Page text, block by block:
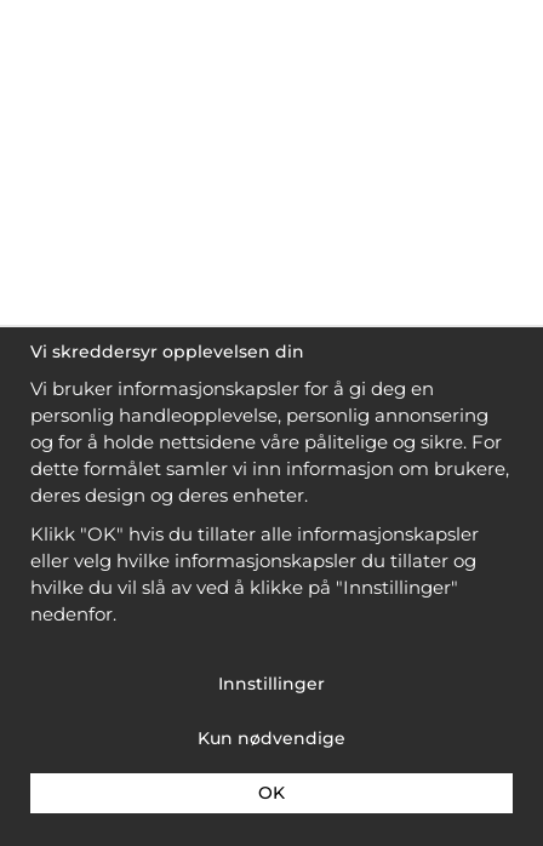
Vi skreddersyr opplevelsen din
Vi bruker informasjonskapsler for å gi deg en
personlig handleopplevelse, personlig annonsering
og for å holde nettsidene våre pålitelige og sikre. For
dette formålet samler vi inn informasjon om brukere,
deres design og deres enheter.
Klikk "OK" hvis du tillater alle informasjonskapsler
eller velg hvilke informasjonskapsler du tillater og
hvilke du vil slå av ved å klikke på "Innstillinger"
nedenfor.
Innstillinger
Kun nødvendige
OK